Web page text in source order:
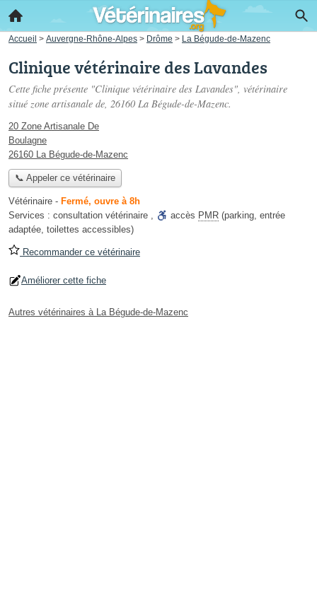
Accueil > Auvergne-Rhône-Alpes > Drôme > La Bégude-de-Mazenc
Clinique vétérinaire des Lavandes
Cette fiche présente "Clinique vétérinaire des Lavandes", vétérinaire
situé zone artisanale de, 26160 La Bégude-de-Mazenc.
20 Zone Artisanale De
Boulagne
26160 La Bégude-de-Mazenc
📞 Appeler ce vétérinaire
Vétérinaire - Fermé, ouvre à 8h
Services : consultation vétérinaire , accès PMR (parking, entrée
adaptée, toilettes accessibles)
Recommander ce vétérinaire
Améliorer cette fiche
Autres vétérinaires à La Bégude-de-Mazenc